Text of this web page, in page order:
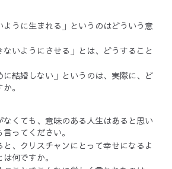
ように生まれる」というのはどういう意
ないようにさせる」とは、どうすること
に結婚しない」というのは、実際に、ど
。
なくても、意味のある人生はあると思い
ってください。
と、クリスチャンにとって幸せになるよ
何ですか。